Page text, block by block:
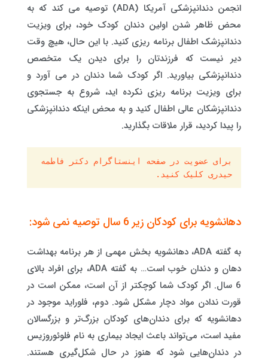
انجمن دندانپزشکی آمریکا (ADA) توصیه می کند که به
محض ظاهر شدن اولین دندان کودک خود، برای ویزیت
دندانپزشک اطفال برنامه ریزی کنید. با این حال، هیچ وقت
دیر نیست که فرزندتان را برای دیدن یک متخصص
دندانپزشکی بیاورید. اگر کودک شما دندان در می آورد و
برای ویزیت برنامه ریزی نکرده اید، شروع به جستجوی
دندانپزشکان عالی اطفال کنید و به محض اینکه دندانپزشکی
را پیدا کردید، قرار ملاقات بگذارید.
حیدری کلیک کنید.
دهانشویه برای کودکان زیر 6 سال توصیه نمی شود:
به گفته ADA، دهانشویه بخش مهمی از هر برنامه بهداشت
دهان و دندان خوب است… به گفته ADA، برای افراد بالای
6 سال. اگر کودک شما کوچکتر از آن است، ممکن است در
قورت ندادن مواد دچار مشکل شود. دوم، فلوراید موجود در
دهانشویه که برای دندان‌های کودکان بزرگ‌تر و بزرگسالان
مفید است، می‌تواند باعث ایجاد بیماری به نام فلوئوروزیس
در دندان‌هایی شود که هنوز در حال شکل‌گیری هستند.